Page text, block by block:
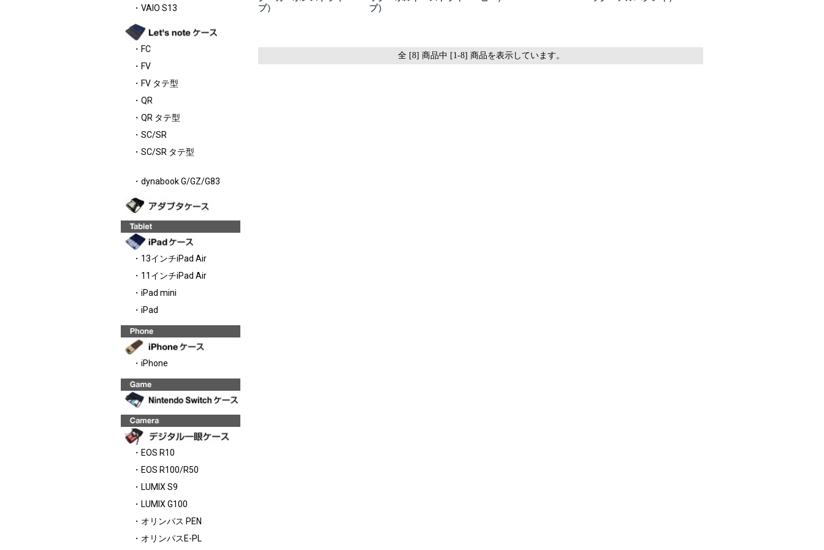
・VAIO S13
・FC
・FV
・FV タテ型
・QR
・QR タテ型
・SC/SR
・SC/SR タテ型
・dynabook G/GZ/G83
・13インチiPad Air
・11インチiPad Air
・iPad mini
・iPad
・iPhone
・EOS R10
・EOS R100/R50
・LUMIX S9
・LUMIX G100
・オリンパス PEN
・オリンパスE-PL
プ）
プ）
全 [8] 商品中 [1-8] 商品を表示しています。